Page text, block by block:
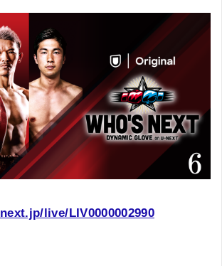
live/LIV0000002990